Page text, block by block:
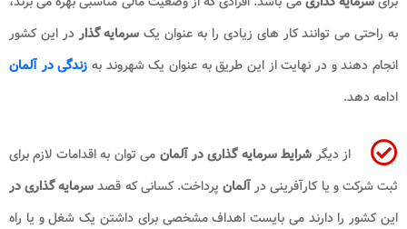
به راحتی می توانند کار های زیادی را به عنوان یک سرمایه گذاردر این کشور
انجام دهند و در نهایت از این طریق به عنوان یک شهروند به زندگی در آلمان
ادامه دهد.
از دیگر شرایط سرمایه گذاری در آلمان​ می توان به اقدامات لازم برای
ثبت شرکت و یا کارآفرینی درآلمانپرداخت. کسانی که قصدسرمایه گذاری در
این کشور را دارند می بایست اهداف مشخصی برای داشتن یک شغل و یا راه